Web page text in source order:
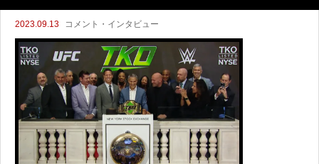
2023.09.13 コメント・インタビュー